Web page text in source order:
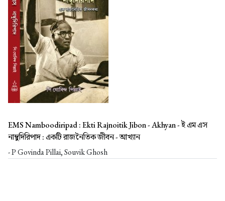
EMS Namboodiripad : Ekti Rajnoitik Jibon - Akhyan -ই এম এস
নাম্বুদিরিপাদ : একটি রাজনৈতিক জীবন - আখ্যান
- P Govinda Pillai, Souvik Ghosh